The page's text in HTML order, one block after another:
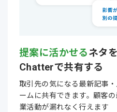
提案に活かせるネタ
Chatterで共有する
取引先の気になる最新記事
ームに共有できます。顧客
業活動が漏れなく行えます